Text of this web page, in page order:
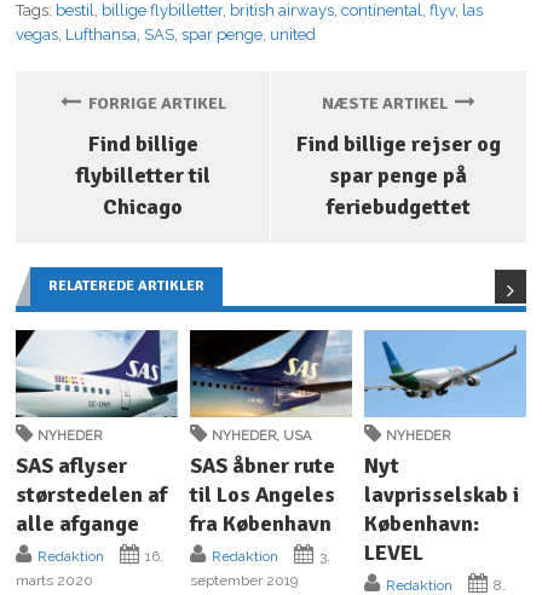
Tags: bestil, billige flybilletter, british airways,continental,flyv, las
vegas, Lufthansa, SAS,spar penge, united
FORRIGE ARTIKEL
Find billige
flybilletter til
Chicago
NÆSTE ARTIKEL
Find billige rejser og
spar penge på
feriebudgettet
RELATEREDE ARTIKLER
NYHEDER
SAS aflyser
størstedelen af
alle afgange
Redaktion
16.
marts 2020
NYHEDER, USA
SAS åbner rute
til Los Angeles
fra København
Redaktion
3.
september 2019
NYHEDER
Nyt
lavprisselskab i
København:
LEVEL
Redaktion
8.